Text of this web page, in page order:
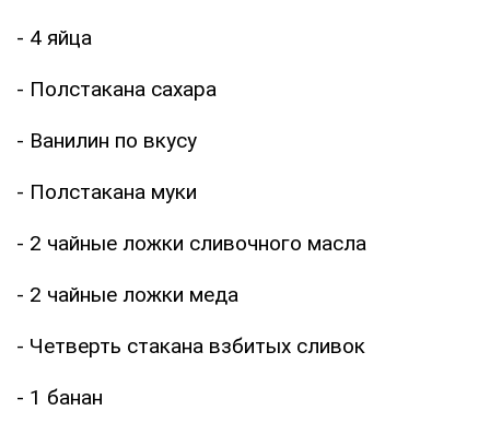
- 4 яйца
- Полстакана сахара
- Ванилин по вкусу
- Полстакана муки
- 2 чайные ложки сливочного масла
- 2 чайные ложки меда
- Четверть стакана взбитых сливок
- 1 банан